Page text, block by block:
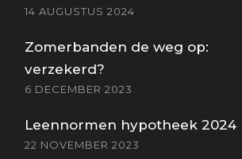
14 AUGUSTUS 2024
Zomerbanden de weg op:
verzekerd?
6 DECEMBER 2023
Leennormen hypotheek 2024
22 NOVEMBER 2023